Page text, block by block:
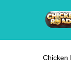
Chicken